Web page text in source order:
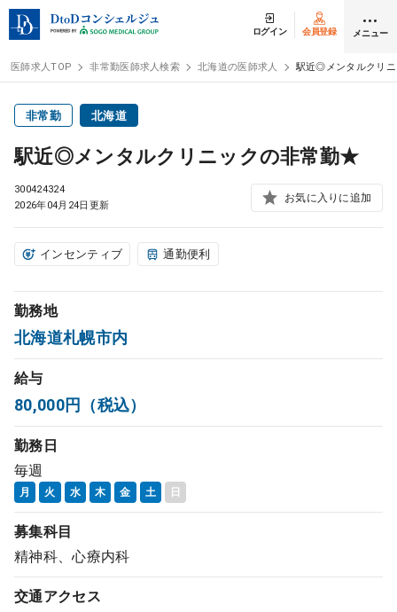
ログイン 会員登録 メニュー
医師求人
常勤検索
スポット検索
DtoDの転職・
コンサルタント
成功事例
転職ノウハウ
医師求人TOP 非常勤医師求人検索 北海道の医師求人 駅近◎メンタルクリ
非常勤 北海道
駅近◎メンタルクリニックの非常勤★
300424324
2026年04月24日更新
お気に入りに追加
インセンティブ 通勤便利
勤務地
北海道札幌市内
給与
80,000円（税込）
勤務日
毎週
月 火 水 木 金 土 日
募集科目
精神科、心療内科
交通アクセス